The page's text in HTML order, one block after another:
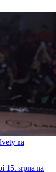
na
15. srpna na